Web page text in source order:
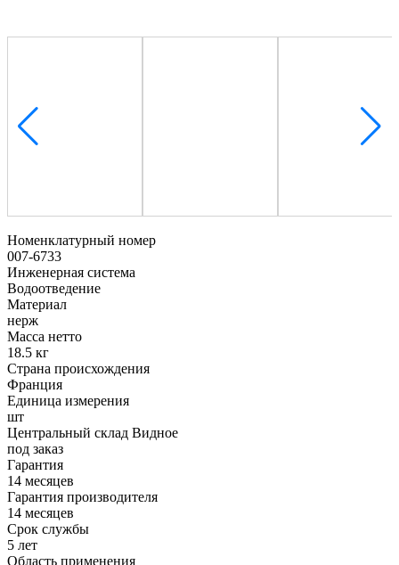
Номенклатурный номер
007-6733
Инженерная система
Водоотведение
Материал
нерж
Масса нетто
18.5 кг
Страна происхождения
Франция
Единица измерения
шт
Центральный склад Видное
под заказ
Гарантия
14 месяцев
Гарантия производителя
14 месяцев
Срок службы
5 лет
Область применения